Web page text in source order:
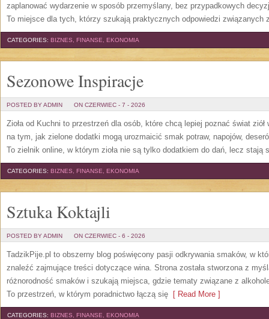
zaplanować wydarzenie w sposób przemyślany, bez przypadkowych
To miejsce dla tych, którzy szukają praktycznych odpowiedzi związanych
CATEGORIES: BIZNES, FINANSE, EKONOMIA
Sezonowe Inspiracje
POSTED BY ADMIN ON CZERWIEC - 7 - 2026
Zioła od Kuchni to przestrzeń dla osób, które chcą lepiej poznać świat
na tym, jak zielone dodatki mogą urozmaicić smak potraw, napojów,
To zielnik online, w którym zioła nie są tylko dodatkiem do dań, lecz stają
CATEGORIES: BIZNES, FINANSE, EKONOMIA
Sztuka Koktajli
POSTED BY ADMIN ON CZERWIEC - 6 - 2026
TadzikPije.pl to obszerny blog poświęcony pasji odkrywania smaków, w
znaleźć zajmujące treści dotyczące wina. Strona została stworzona z
różnorodność smaków i szukają miejsca, gdzie tematy związane z
To przestrzeń, w którym poradnictwo łączą się [ Read More ]
CATEGORIES: BIZNES, FINANSE, EKONOMIA